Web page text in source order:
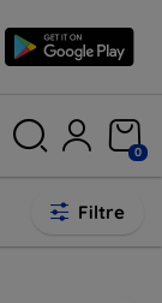
0
Filtre